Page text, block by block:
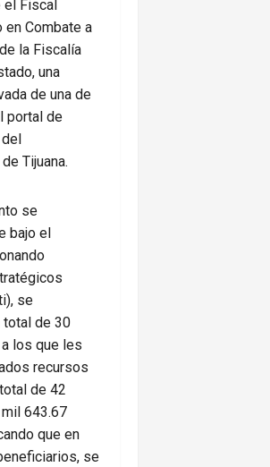
Fiscal
en Combate a
la Fiscalía
una
de una de
portal de
Tijuana.
se
bajo el
se
total de 30
los que les
recursos
de 42
643.67
que en
se